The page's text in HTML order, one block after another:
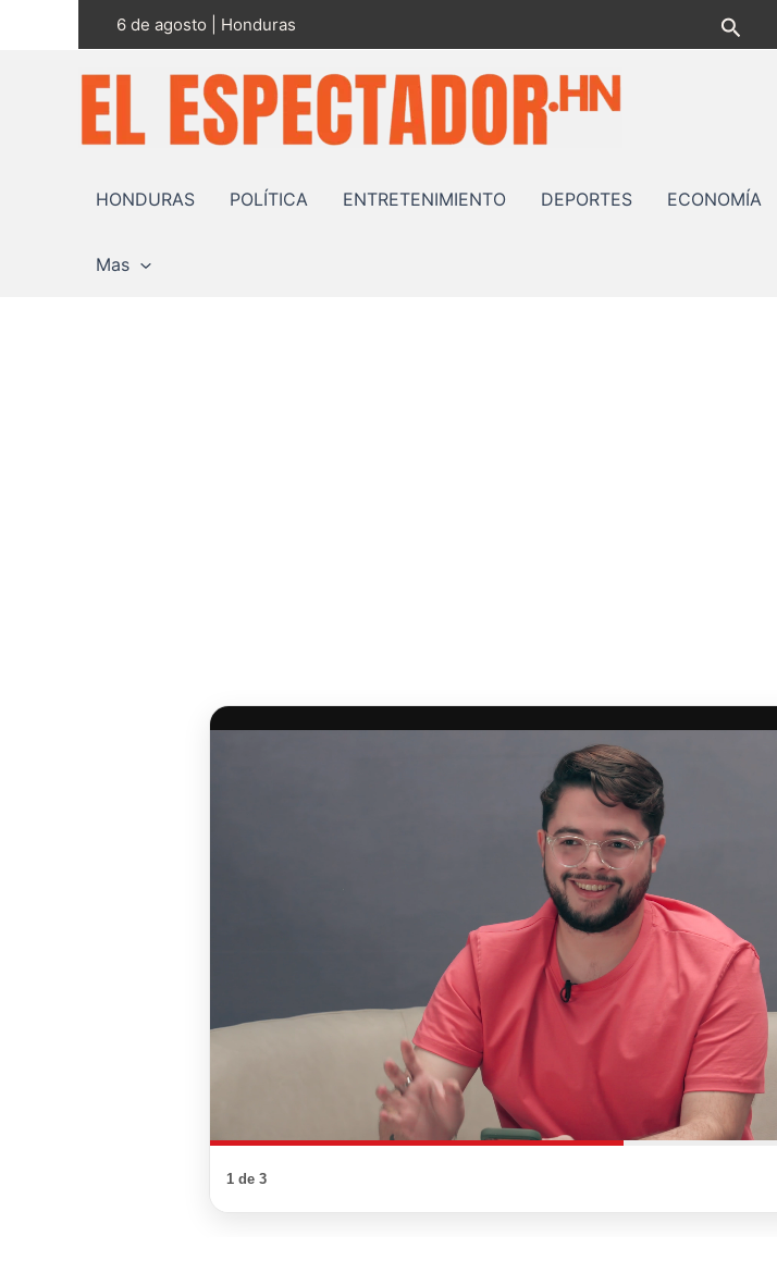
6 de agosto | Honduras Buscar
HONDURAS POLÍTICA ENTRETENIMIENTO DEPORTES ECONOMÍA
Mas
1 de 3